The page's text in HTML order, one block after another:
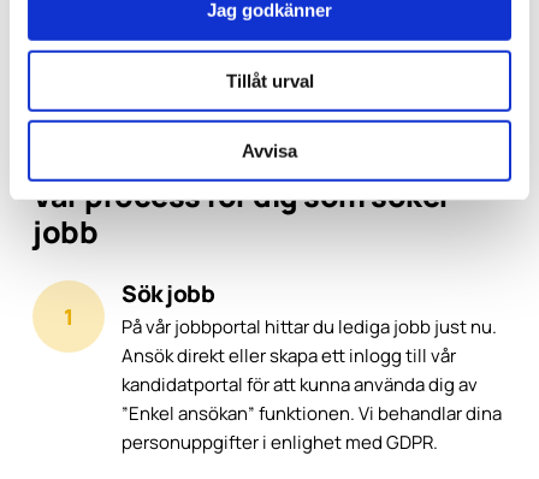
Jag godkänner
Tillåt urval
Avvisa
Läs mer
Vår process för dig som söker
jobb
Sök jobb
På vår jobbportal hittar du lediga jobb just nu.
Ansök direkt eller skapa ett inlogg till vår
kandidatportal för att kunna använda dig av
”Enkel ansökan” funktionen. Vi behandlar dina
personuppgifter i enlighet med GDPR.